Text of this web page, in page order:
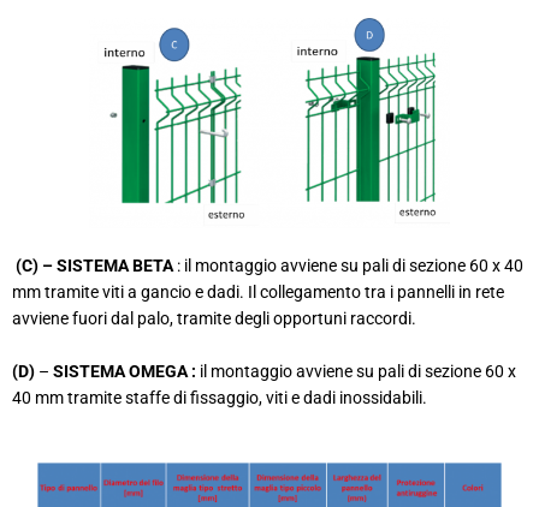
(C) – SISTEMA BETA : il montaggio avviene su pali di sezione 60 x 40
mm tramite viti a gancio e dadi. Il collegamento tra i pannelli in rete
avviene fuori dal palo, tramite degli opportuni raccordi.
(D) – SISTEMA OMEGA : il montaggio avviene su pali di sezione 60 x
40 mm tramite staffe di fissaggio, viti e dadi inossidabili.